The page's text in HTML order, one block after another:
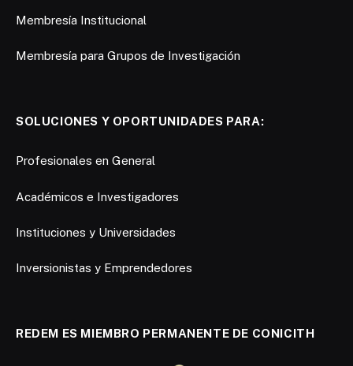
Membresía Institucional
Membresía para Grupos de Investigación
SOLUCIONES Y OPORTUNIDADES PARA:
Profesionales en General
Académicos e Investigadores
Instituciones y Universidades
Inversionistas y Emprendedores
REDEM ES MIEMBRO PERMANENTE DE CONICITH